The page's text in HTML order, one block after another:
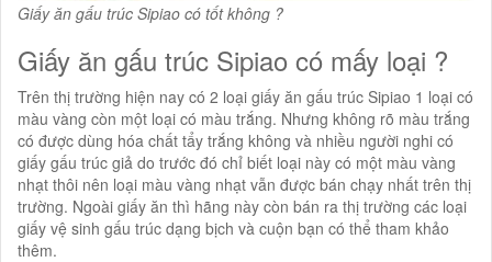
Giấy ăn gấu trúc Sipiao có tốt không ?
Giấy ăn gấu trúc Sipiao có mấy loại ?
Trên thị trường hiện nay có 2 loại giấy ăn gấu trúc Sipiao 1 loại có
màu vàng còn một loại có màu trắng. Nhưng không rõ màu trắng
có được dùng hóa chất tẩy trắng không và nhiều người nghi có
giấy gấu trúc giả do trước đó chỉ biết loại này có một màu vàng
nhạt thôi nên loại màu vàng nhạt vẫn được bán chạy nhất trên thị
trường. Ngoài giấy ăn thì hãng này còn bán ra thị trường các loại
giấy vệ sinh gấu trúc dạng bịch và cuộn bạn có thể tham khảo
thêm.